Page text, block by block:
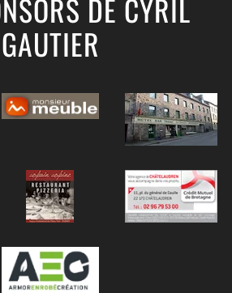
DE CYRIL
GAUTIER